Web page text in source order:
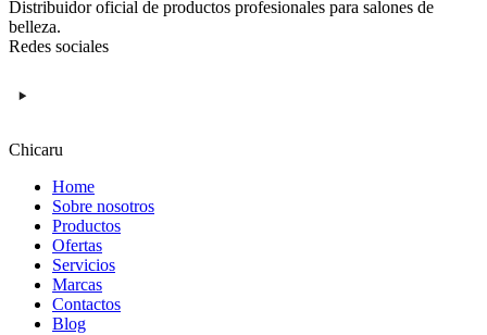
Distribuidor oficial de productos profesionales para salones de
belleza.
Redes sociales
Chicaru
Home
Sobre nosotros
Productos
Ofertas
Servicios
Marcas
Contactos
Blog